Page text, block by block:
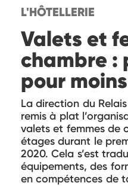
L'HÔTELLERIE
Valets et
chambre :
pour
La direction du
remis à plat
valets et femmes de
étages durant le
2020. Cela s’est
équipements, des
en compétences de